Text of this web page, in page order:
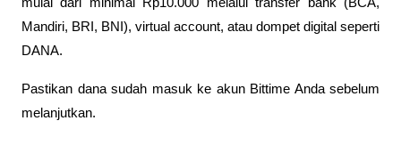
mulai dari minimal Rp10.000 melalui transfer bank (BCA,
Mandiri, BRI, BNI), virtual account, atau dompet digital seperti
DANA.
Pastikan dana sudah masuk ke akun Bittime Anda sebelum
melanjutkan.